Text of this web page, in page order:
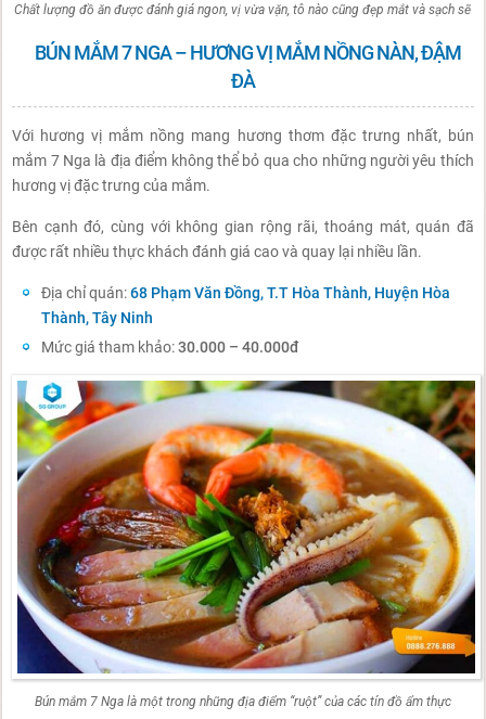
Chất lượng đồ ăn được đánh giá ngon, vị vừa vặn, tô nào cũng đẹp mắt và sạch sẽ
BÚN MẮM 7 NGA – HƯƠNG VỊ MẮM NỒNG NÀN, ĐẬM
ĐÀ
Với hương vị mắm nồng mang hương thơm đặc trưng nhất, bún
mắm 7 Nga là địa điểm không thể bỏ qua cho những người yêu thích
hương vị đặc trưng của mắm.
Bên cạnh đó, cùng với không gian rộng rãi, thoáng mát, quán đã
được rất nhiều thực khách đánh giá cao và quay lại nhiều lần.
Địa chỉ quán:68 Phạm Văn Đồng, T.T Hòa Thành, Huyện Hòa
Thành, Tây Ninh
Mức giá tham khảo:30.000 – 40.000đ
Bún mắm 7 Nga là một trong những địa điểm “ruột” của các tín đồ ẩm thực